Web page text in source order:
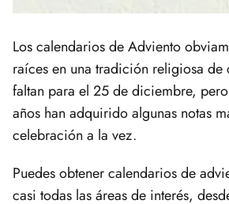
Los calendarios de Adviento
raíces en una tradición religiosa de
faltan para el 25 de diciembre,
años han adquirido algunas notas
celebración a la vez.
Puedes obtener calendarios de
casi todas las áreas de interés,